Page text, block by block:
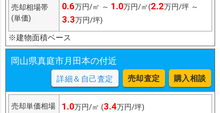
売却相場帯
(単価)
0.6万円/㎡ ～ 1.0万円/㎡(2.2万円/坪 ～
3.3万円/坪)
※建物面積ベース
岡山県真庭市月田本の付近
詳細＆自己査定 売却査定 購入相談
売却単価相場 1.0万円/㎡ (3.4万円/坪)